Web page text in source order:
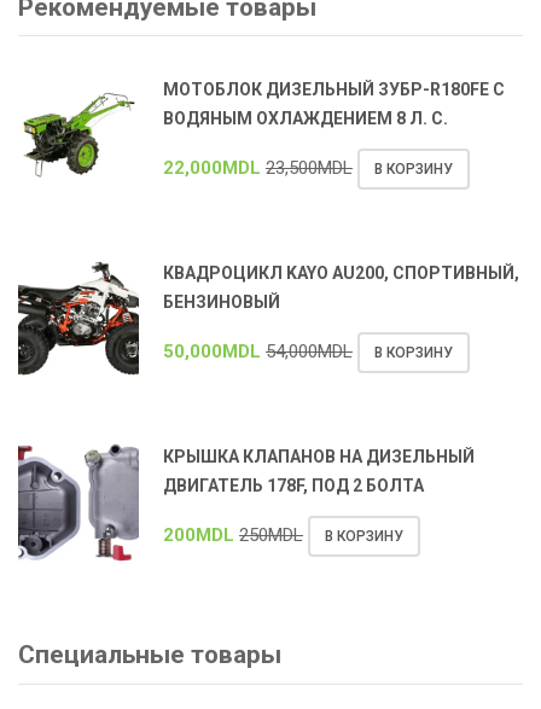
Рекомендуемые товары
МОТОБЛОК ДИЗЕЛЬНЫЙ ЗУБР-R180FE С
ВОДЯНЫМ ОХЛАЖДЕНИЕМ 8 Л. С.
22,000MDL 23,500MDL В КОРЗИНУ
КВАДРОЦИКЛ KAYO AU200, СПОРТИВНЫЙ,
БЕНЗИНОВЫЙ
50,000MDL 54,000MDL В КОРЗИНУ
КРЫШКА КЛАПАНОВ НА ДИЗЕЛЬНЫЙ
ДВИГАТЕЛЬ 178F, ПОД 2 БОЛТА
200MDL 250MDL В КОРЗИНУ
Специальные товары